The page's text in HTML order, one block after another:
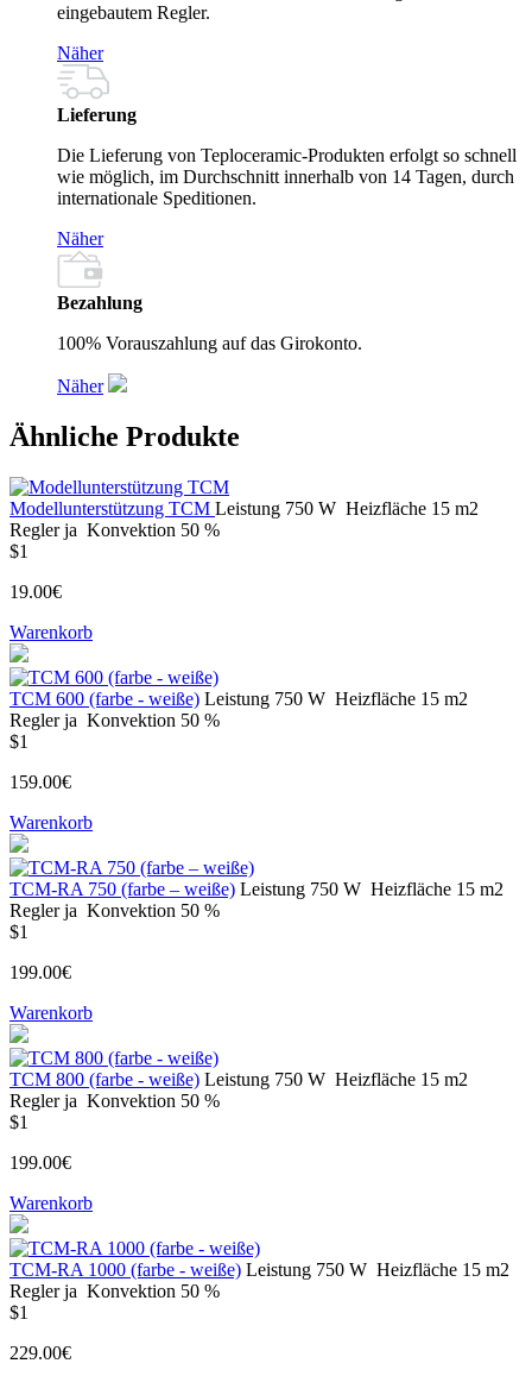
eingebautem Regler.
Näher
Lieferung
Die Lieferung von Teploceramic-Produkten erfolgt so schnell
wie möglich, im Durchschnitt innerhalb von 14 Tagen, durch
internationale Speditionen.
Näher
Bezahlung
100% Vorauszahlung auf das Girokonto.
Näher
Ähnliche Produkte
Modellunterstützung TCM Leistung 750 W Heizfläche 15 m2
Regler ja Konvektion 50 %
$1
19.00€
Warenkorb
ТСМ 600 (farbe - weiße) Leistung 750 W Heizfläche 15 m2
Regler ja Konvektion 50 %
$1
159.00€
Warenkorb
ТСМ-RA 750 (farbe – weiße) Leistung 750 W Heizfläche 15 m2
Regler ja Konvektion 50 %
$1
199.00€
Warenkorb
ТСМ 800 (farbe - weiße) Leistung 750 W Heizfläche 15 m2
Regler ja Konvektion 50 %
$1
199.00€
Warenkorb
ТСМ-RA 1000 (farbe - weiße) Leistung 750 W Heizfläche 15 m2
Regler ja Konvektion 50 %
$1
229.00€